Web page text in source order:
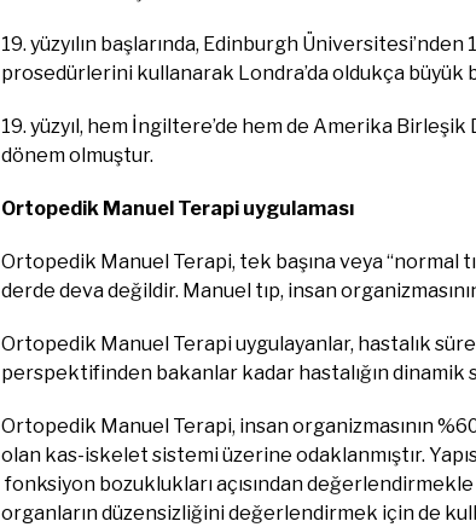
19. yüzyılın başlarında, Edinburgh
prosedürlerini kullanarak Londra’da oldukça büyük
19. yüzyıl, hem İngiltere’de hem de Amerika
dönem olmuştur.
Ortopedik Manuel Terapi uygulaması
Ortopedik Manuel Terapi, tek başına veya “normal
derde deva değildir. Manuel tıp, insan
Ortopedik Manuel Terapi uygulayanlar, hastalık
perspektifinden bakanlar kadar hastalığın
Ortopedik Manuel Terapi, insan organizmasının
olan kas-iskelet sistemi üzerine odaklanmıştır.
fonksiyon bozuklukları açısından
organların düzensizliğini değerlendirmek için de